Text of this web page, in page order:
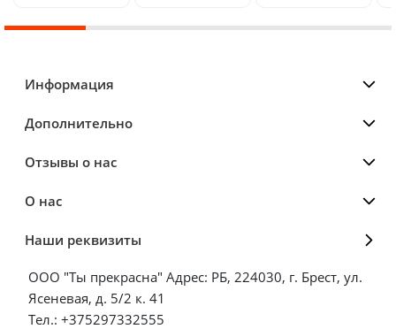
Информация
Дополнительно
Отзывы о нас
О нас
Наши реквизиты
ООО "Ты прекрасна" Адрес: РБ, 224030, г. Брест, ул.
Ясеневая, д. 5/2 к. 41
Тел.: +375297332555